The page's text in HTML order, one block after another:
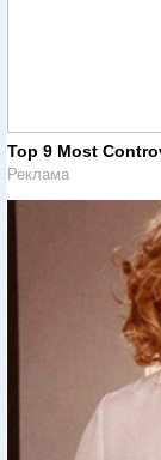
Top 9 Most
Реклама